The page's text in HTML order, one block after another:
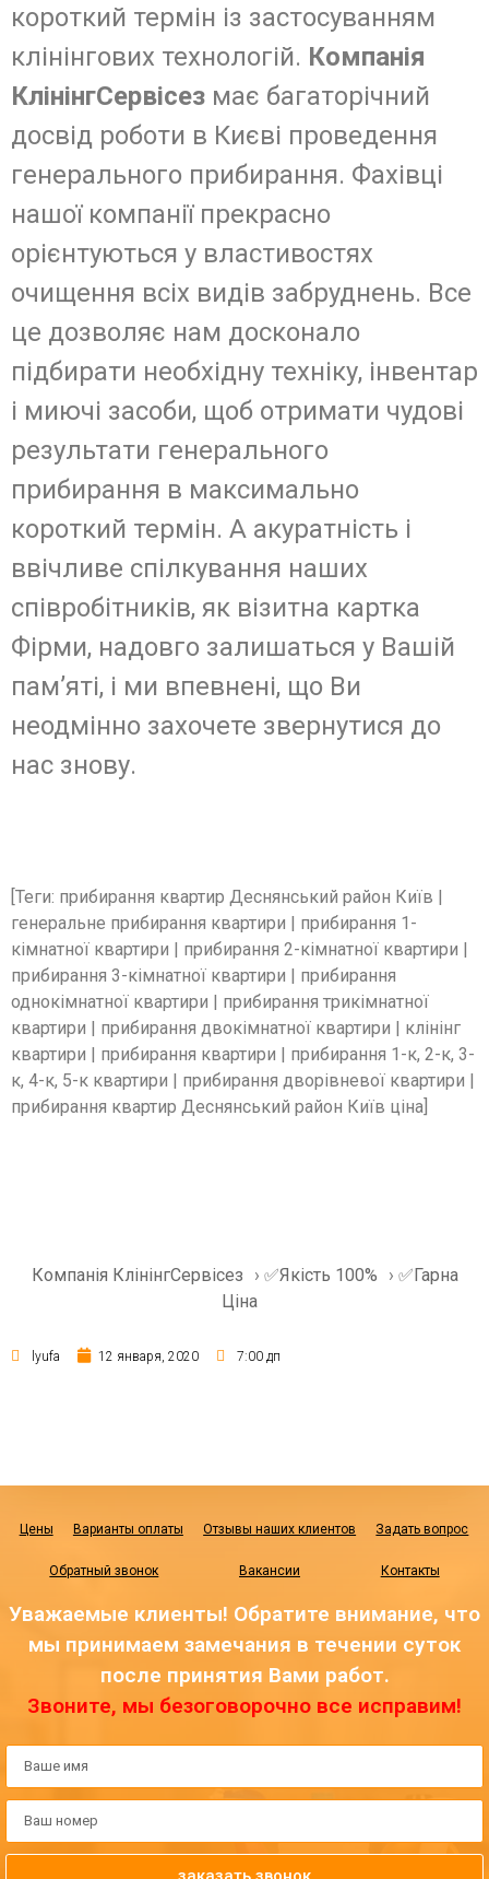
короткий термін із застосуванням
клінінгових технологій. Компанія
КлінінгСервісез має багаторічний
досвід роботи в Києві проведення
генерального прибирання. Фахівці
нашої компанії прекрасно
орієнтуються у властивостях
очищення всіх видів забруднень. Все
це дозволяє нам досконало
підбирати необхідну техніку, інвентар
і миючі засоби, щоб отримати чудові
результати генерального
прибирання в максимально
короткий термін. А акуратність і
ввічливе спілкування наших
співробітників, як візитна картка
Фірми, надовго залишаться у Вашій
пам’яті, і ми впевнені, що Ви
неодмінно захочете звернутися до
нас знову.
[Теги: прибирання квартир Деснянський район Київ |
генеральне прибирання квартири | прибирання 1-
кімнатної квартири | прибирання 2-кімнатної квартири |
прибирання 3-кімнатної квартири | прибирання
однокімнатної квартири | прибирання трикімнатної
квартири | прибирання двокімнатної квартири | клінінг
квартири | прибирання квартири | прибирання 1-к, 2-к, 3-
к, 4-к, 5-к квартири | прибирання дворівневої квартири |
прибирання квартир Деснянський район Київ ціна]
Компанія КлінінгСервісез › ✅Якість 100% › ✅Гарна
Ціна
lyufa 12 января, 2020 7:00 дп
Цены Варианты оплаты Отзывы наших клиентов Задать вопрос
Обратный звонок Вакансии Контакты
Уважаемые клиенты! Обратите внимание, что
мы принимаем замечания в течении суток
после принятия Вами работ.
Звоните, мы безоговорочно все исправим!